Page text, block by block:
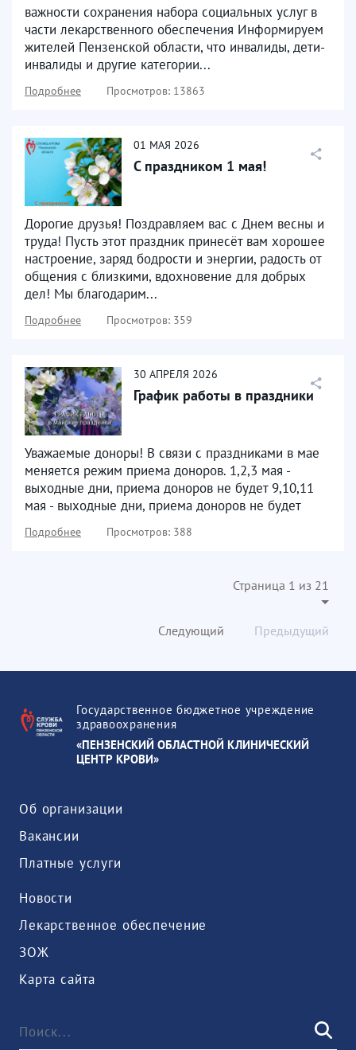
важности сохранения набора социальных услуг в
части лекарственного обеспечения Информируем
жителей Пензенской области, что инвалиды, дети-
инвалиды и другие категории...
Подробнее Просмотров: 13863
01 МАЯ 2026
С праздником 1 мая!
Дорогие друзья! Поздравляем вас с Днем весны и
труда! Пусть этот праздник принесёт вам хорошее
настроение, заряд бодрости и энергии, радость от
общения с близкими, вдохновение для добрых
дел! Мы благодарим...
Подробнее Просмотров: 359
30 АПРЕЛЯ 2026
График работы в праздники
Уважаемые доноры! В связи с праздниками в мае
меняется режим приема доноров. 1,2,3 мая -
выходные дни, приема доноров не будет 9,10,11
мая - выходные дни, приема доноров не будет
Подробнее Просмотров: 388
Страница 1 из 21
Предыдущий
Следующий
Государственное бюджетное учреждение
здравоохранения
«ПЕНЗЕНСКИЙ ОБЛАСТНОЙ КЛИНИЧЕСКИЙ
ЦЕНТР КРОВИ»
Об организации
Вакансии
Платные услуги
Новости
Лекарственное обеспечение
ЗОЖ
Карта сайта